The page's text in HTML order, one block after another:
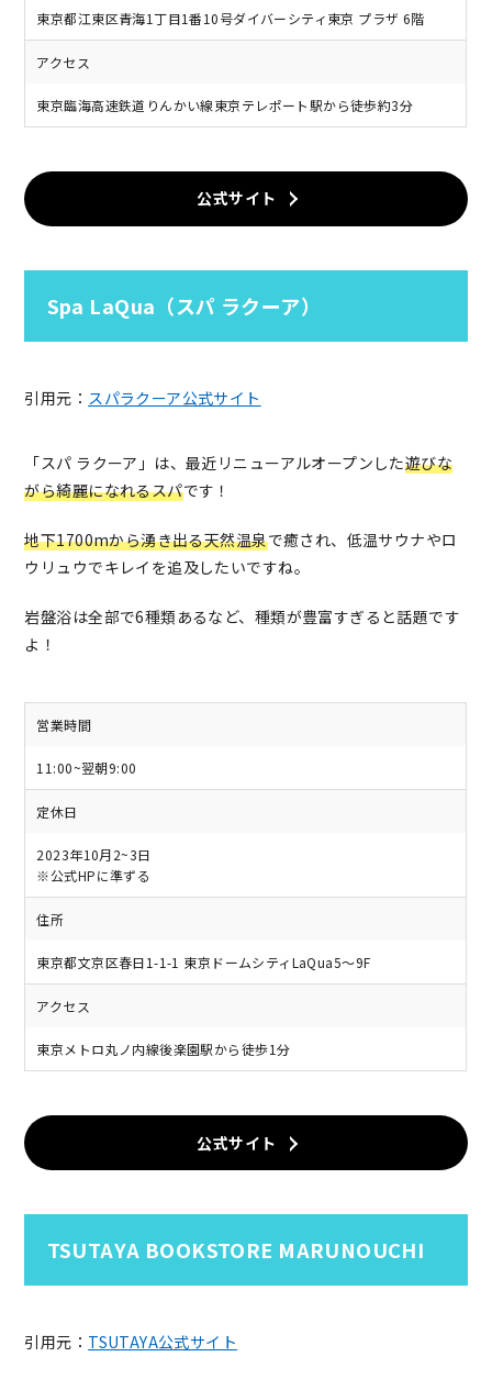
東京都江東区青海1丁目1番10号ダイバーシティ東京 プラザ 6階
アクセス
東京臨海高速鉄道りんかい線東京テレポート駅から徒歩約3分
公式サイト
Spa LaQua（スパ ラクーア）
引用元： スパラクーア公式サイト
「スパ ラクーア」は、最近リニューアルオープンした遊びな
がら綺麗になれるスパです！
地下1700mから湧き出る天然温泉で癒され、低温サウナやロ
ウリュウでキレイを追及したいですね。
岩盤浴は全部で6種類あるなど、種類が豊富すぎると話題です
よ！
営業時間
11:00~翌朝9:00
定休日
2023年10月2~3日
※公式HPに準ずる
住所
東京都文京区春日1-1-1 東京ドームシティLaQua5〜9F
アクセス
東京メトロ丸ノ内線後楽園駅から徒歩1分
公式サイト
TSUTAYA BOOKSTORE MARUNOUCHI
引用元： TSUTAYA公式サイト